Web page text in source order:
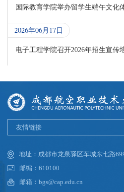
国际教育学院举办留学生端午文化
2026年06月17日
电子工程学院召开2026年招生宣传
友情链接
地址：成都市龙泉驿区车城东七路
邮编：610100
邮箱：bgs@cap.edu.cn